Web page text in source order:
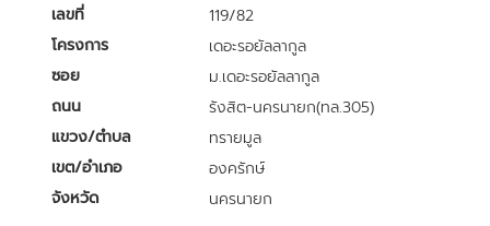
เลขที่
119/82
โครงการ
เดอะรอยัลลากูล
ซอย
ม.เดอะรอยัลลากูล
ถนน
รังสิต-นครนายก(ทล.305)
แขวง/ตำบล
ทรายมูล
เขต/อำเภอ
องครักษ์
จังหวัด
นครนายก